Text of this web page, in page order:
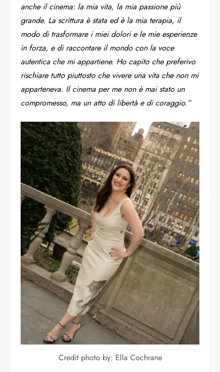
anche il cinema: la mia vita, la mia passione più
grande. La scrittura è stata ed è la mia terapia, il
modo di trasformare i miei dolori e le mie esperienze
in forza, e di raccontare il mondo con la voce
autentica che mi appartiene. Ho capito che preferivo
rischiare tutto piuttosto che vivere una vita che non mi
apparteneva. Il cinema per me non è mai stato un
compromesso, ma un atto di libertà e di coraggio.”
Credit photo by: Ella Cochrane